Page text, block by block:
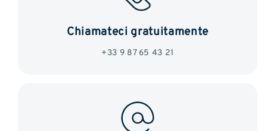
Chiamateci gratuitamente
+33 9 87 65 43 21